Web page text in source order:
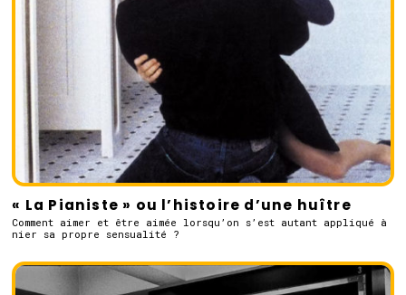
« La Pianiste » ou l’histoire d’une huître
Comment aimer et être aimée lorsqu’on s’est autant appliqué à
nier sa propre sensualité ?